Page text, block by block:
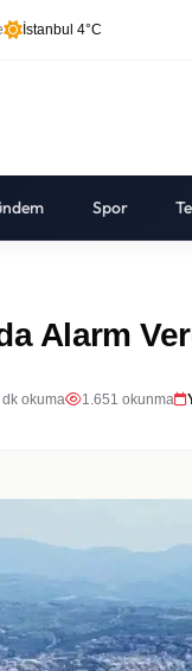
İstanbul 4°C
Spor
Alarm
okuma 1.651 okunma